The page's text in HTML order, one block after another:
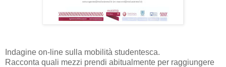
Indagine on-line sulla mobilità studentesca.
Racconta quali mezzi prendi abitualmente per raggiungere